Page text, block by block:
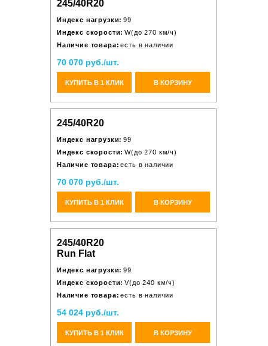
245/40R20
Индекс нагрузки: 99
Индекс скорости: W(до 270 км/ч)
Наличие товара: есть в наличии
70 070 руб./шт.
КУПИТЬ В 1 КЛИК В КОРЗИНУ
245/40R20
Индекс нагрузки: 99
Индекс скорости: W(до 270 км/ч)
Наличие товара: есть в наличии
70 070 руб./шт.
КУПИТЬ В 1 КЛИК В КОРЗИНУ
245/40R20
Run Flat
Индекс нагрузки: 99
Индекс скорости: V(до 240 км/ч)
Наличие товара: есть в наличии
54 024 руб./шт.
КУПИТЬ В 1 КЛИК В КОРЗИНУ